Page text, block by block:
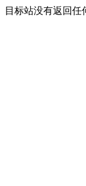
目标站没有返回